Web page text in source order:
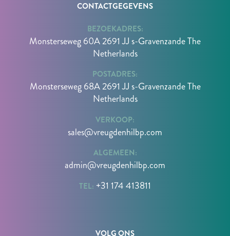
CONTACTGEGEVENS
BEZOEKADRES:
Monsterseweg 60A 2691 JJ s-Gravenzande The
Netherlands
POSTADRES:
Monsterseweg 68A 2691 JJ s-Gravenzande The
Netherlands
VERKOOP:
sales@vreugdenhilbp.com
ALGEMEEN:
admin@vreugdenhilbp.com
TEL: +31 174 413811
VOLG ONS